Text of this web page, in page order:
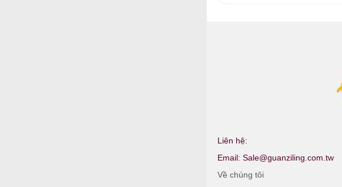
Liên hệ:
Email: Sale@guanziling.com.tw
Về chúng tôi